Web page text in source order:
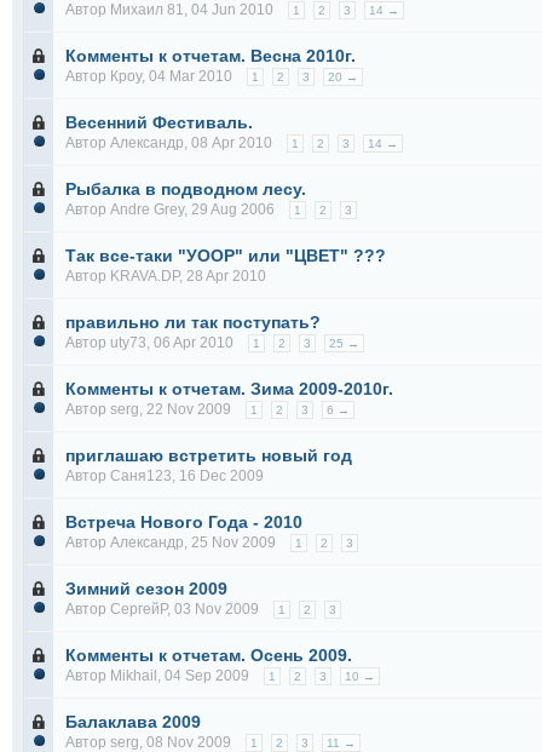
Автор Михаил 81, 04 Jun 2010 1 2 3 14 →
Комменты к отчетам. Весна 2010г.
Автор Кроу, 04 Mar 2010 1 2 3 20 →
Весенний Фестиваль.
Автор Александр, 08 Apr 2010 1 2 3 14 →
Рыбалка в подводном лесу.
Автор Andre Grey, 29 Aug 2006 1 2 3
Так все-таки "УООР" или "ЦВЕТ" ???
Автор KRAVA.DP, 28 Apr 2010
правильно ли так поступать?
Автор uty73, 06 Apr 2010 1 2 3 25 →
Комменты к отчетам. Зима 2009-2010г.
Автор serg, 22 Nov 2009 1 2 3 6 →
приглашаю встретить новый год
Автор Саня123, 16 Dec 2009
Встреча Нового Года - 2010
Автор Александр, 25 Nov 2009 1 2 3
Зимний сезон 2009
Автор СергейР, 03 Nov 2009 1 2 3
Комменты к отчетам. Осень 2009.
Автор Mikhail , 04 Sep 2009 1 2 3 10 →
Балаклава 2009
Автор serg, 08 Nov 2009 1 2 3 11 →